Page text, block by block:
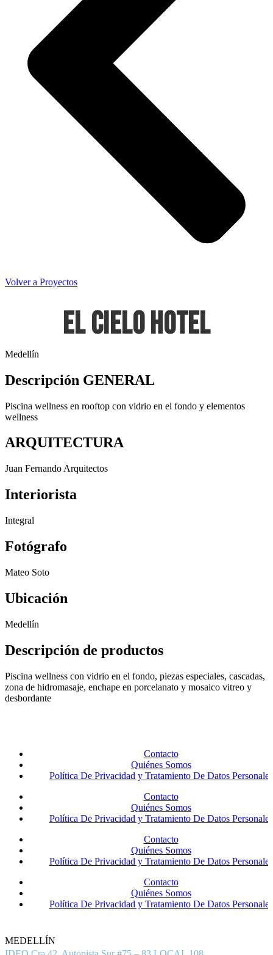
Volver a Proyectos
El Cielo Hotel
Medellín
Descripción GENERAL
Piscina wellness en rooftop con vidrio en el fondo y elementos
wellness
ARQUITECTURA
Juan Fernando Arquitectos
Interiorista
Integral
Fotógrafo
Mateo Soto
Ubicación
Medellín
Descripción de productos
Piscina wellness con vidrio en el fondo, piezas especiales, cascadas,
zona de hidromasaje, enchape en porcelanato y mosaico vitreo y
desbordante
Contacto
Quiénes Somos
Política De Privacidad y Tratamiento De Datos Personales
Contacto
Quiénes Somos
Política De Privacidad y Tratamiento De Datos Personales
Contacto
Quiénes Somos
Política De Privacidad y Tratamiento De Datos Personales
Contacto
Quiénes Somos
Política De Privacidad y Tratamiento De Datos Personales
MEDELLÍN